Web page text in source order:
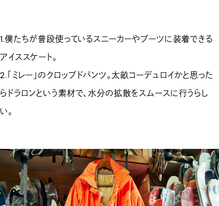
1.僕たちが普段使っているスニーカーやブーツに装着できる
アイススケート。
2.「ミレー」のクロップドパンツ。太畝コーデュロイかと思った
らドラロンという素材で、水分の拡散をスムースに行うらし
い。